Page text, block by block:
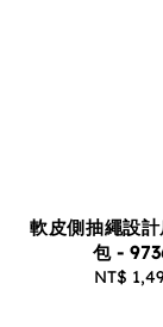
軟皮側抽繩設
包 -
NT$